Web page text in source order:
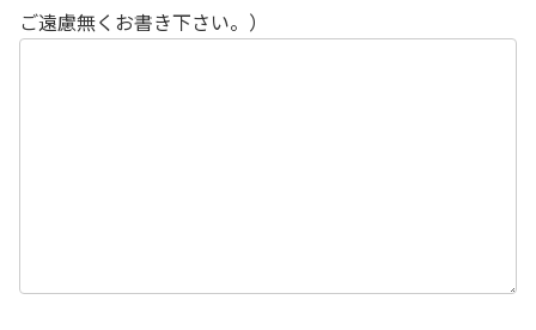
ご遠慮無くお書き下さい。）